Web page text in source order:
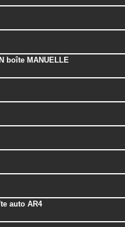
boîte MANUELLE
auto AR4